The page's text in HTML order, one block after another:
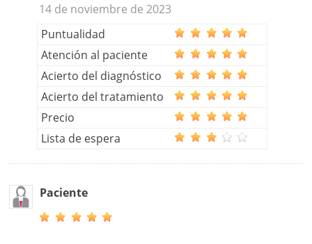
14 de noviembre de 2023
Puntualidad
Atención al paciente
Acierto del diagnóstico
Acierto del tratamiento
Precio
Lista de espera
Paciente